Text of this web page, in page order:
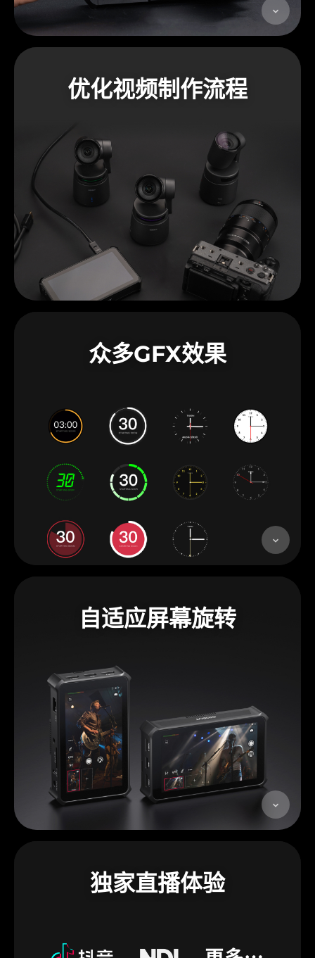
优化视频制作流程
众多GFX效果
自适应屏幕旋转
独家直播体验